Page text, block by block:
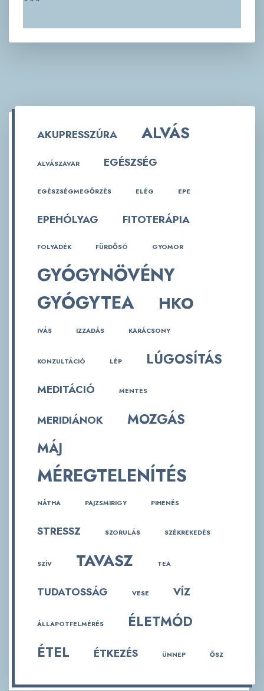
AKUPRESSZÚRA ALVÁS
ALVÁSZAVAR EGÉSZSÉG
EGÉSZSÉGMEGŐRZÉS ELÉG EPE
EPEHÓLYAG FITOTERÁPIA
FOLYADÉK FÜRDŐSÓ GYOMOR
GYÓGYNÖVÉNY
GYÓGYTEA
HKO
IVÁS IZZADÁS KARÁCSONY
KONZULTÁCIÓ LÉP LÚGOSÍTÁS
MEDITÁCIÓ MENTES
MERIDIÁNOK
MOZGÁS
MÁJ
MÉREGTELENÍTÉS
NÁTHA PAJZSMIRIGY PIHENÉS
STRESSZ SZORULÁS SZÉKREKEDÉS
SZÍV TAVASZ TEA
TUDATOSSÁG VESE VÍZ
ÁLLAPOTFELMÉRÉS
ÉLETMÓD
ÉTEL
ÉTKEZÉS ÜNNEP ŐSZ